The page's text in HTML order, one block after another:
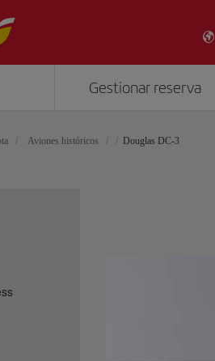
Gestionar reserva
Aviones históricos Douglas DC-3